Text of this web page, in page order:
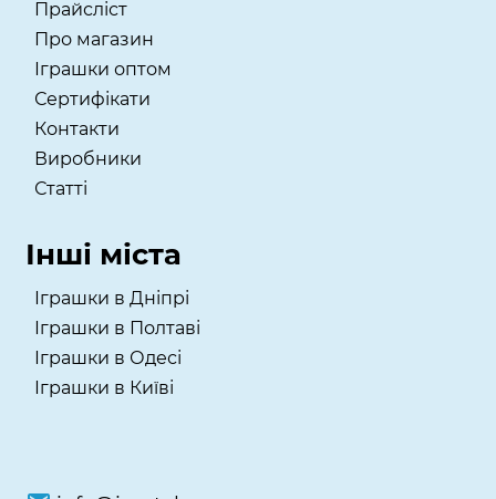
Прайсліст
Про магазин
Іграшки оптом
Сертифікати
Контакти
Виробники
Статті
Інші міста
Іграшки в Дніпрі
Іграшки в Полтаві
Іграшки в Одесі
Іграшки в Київі